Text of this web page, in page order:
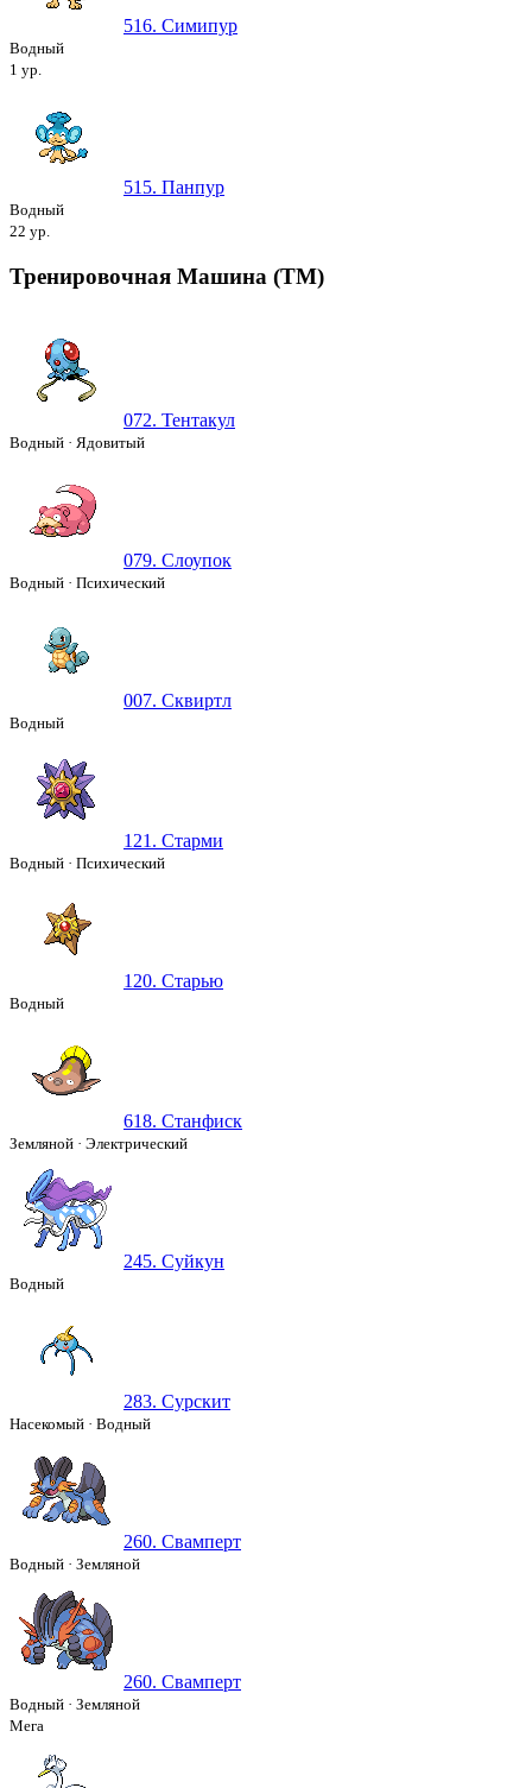
516. Симипур
Водный
1 ур.
515. Панпур
Водный
22 ур.
Тренировочная Машина (ТМ)
072. Тентакул
Водный · Ядовитый
079. Слоупок
Водный · Психический
007. Сквиртл
Водный
121. Старми
Водный · Психический
120. Старью
Водный
618. Станфиск
Земляной · Электрический
245. Суйкун
Водный
283. Сурскит
Насекомый · Водный
260. Свамперт
Водный · Земляной
260. Свамперт
Водный · Земляной
Мега